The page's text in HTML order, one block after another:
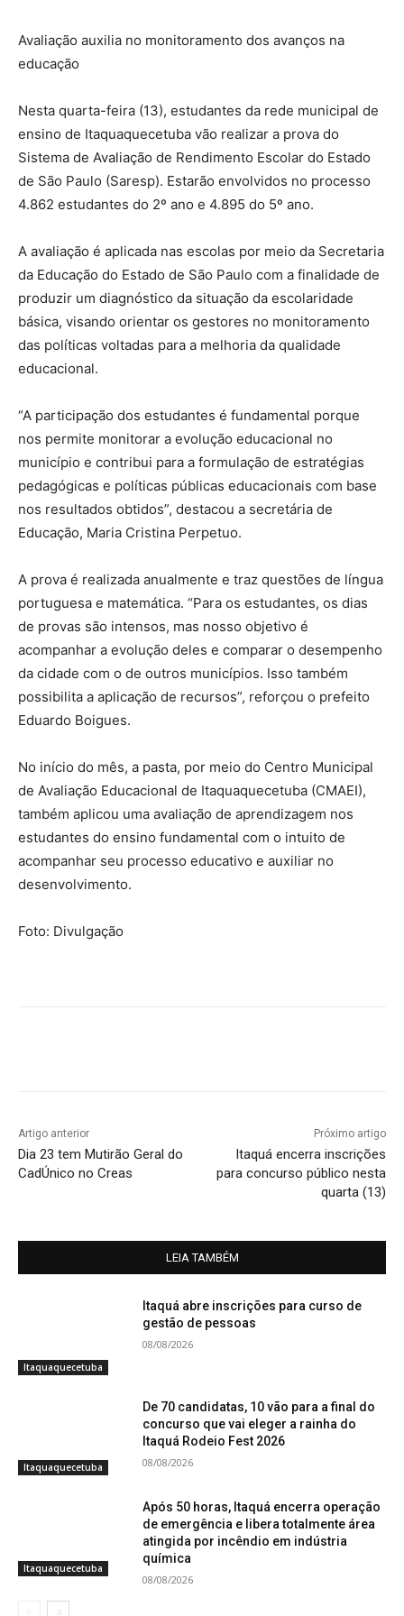
Avaliação auxilia no monitoramento dos avanços na
educação
Nesta quarta-feira (13), estudantes da rede municipal de
ensino de Itaquaquecetuba vão realizar a prova do
Sistema de Avaliação de Rendimento Escolar do Estado
de São Paulo (Saresp). Estarão envolvidos no processo
4.862 estudantes do 2º ano e 4.895 do 5º ano.
A avaliação é aplicada nas escolas por meio da Secretaria
da Educação do Estado de São Paulo com a finalidade de
produzir um diagnóstico da situação da escolaridade
básica, visando orientar os gestores no monitoramento
das políticas voltadas para a melhoria da qualidade
educacional.
“A participação dos estudantes é fundamental porque
nos permite monitorar a evolução educacional no
município e contribui para a formulação de estratégias
pedagógicas e políticas públicas educacionais com base
nos resultados obtidos”, destacou a secretária de
Educação, Maria Cristina Perpetuo.
A prova é realizada anualmente e traz questões de língua
portuguesa e matemática. “Para os estudantes, os dias
de provas são intensos, mas nosso objetivo é
acompanhar a evolução deles e comparar o desempenho
da cidade com o de outros municípios. Isso também
possibilita a aplicação de recursos”, reforçou o prefeito
Eduardo Boigues.
No início do mês, a pasta, por meio do Centro Municipal
de Avaliação Educacional de Itaquaquecetuba (CMAEI),
também aplicou uma avaliação de aprendizagem nos
estudantes do ensino fundamental com o intuito de
acompanhar seu processo educativo e auxiliar no
desenvolvimento.
Foto: Divulgação
Artigo anterior
Dia 23 tem Mutirão Geral do
CadÚnico no Creas
Próximo artigo
Itaquá encerra inscrições
para concurso público nesta
quarta (13)
LEIA TAMBÉM
Itaquaquecetuba
Itaquá abre inscrições para curso de
gestão de pessoas
08/08/2026
Itaquaquecetuba
De 70 candidatas, 10 vão para a final do
concurso que vai eleger a rainha do
Itaquá Rodeio Fest 2026
08/08/2026
Itaquaquecetuba
Após 50 horas, Itaquá encerra operação
de emergência e libera totalmente área
atingida por incêndio em indústria
química
08/08/2026